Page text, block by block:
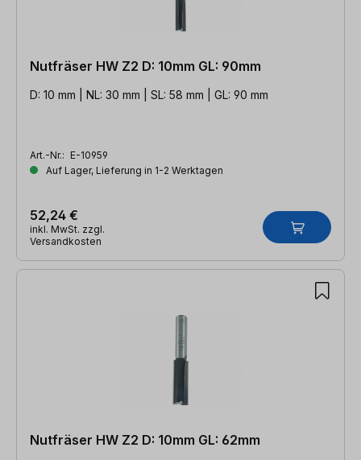
Nutfräser HW Z2 D: 10mm GL: 90mm
D: 10 mm | NL: 30 mm | SL: 58 mm | GL: 90 mm
Art.-Nr.: E-10959
Auf Lager, Lieferung in 1-2 Werktagen
52,24 €
inkl. MwSt. zzgl.
Versandkosten
Nutfräser HW Z2 D: 10mm GL: 62mm